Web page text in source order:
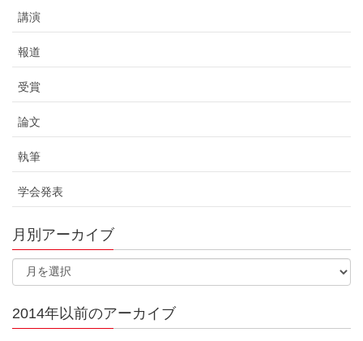
講演
報道
受賞
論文
執筆
学会発表
月別アーカイブ
2014年以前のアーカイブ